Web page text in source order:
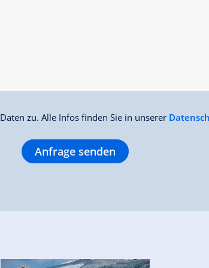
zu. Alle Infos finden Sie in unserer
Anfrage senden